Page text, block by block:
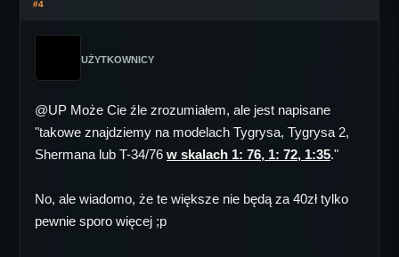
#4
UŻYTKOWNICY
@UP Może Cie źle zrozumiałem, ale jest napisane
"takowe znajdziemy na modelach Tygrysa, Tygrysa 2,
Shermana lub T-34/76 w skalach 1: 76, 1: 72, 1:35."
No, ale wiadomo, że te większe nie będą za 40zł tylko
pewnie sporo więcej ;p